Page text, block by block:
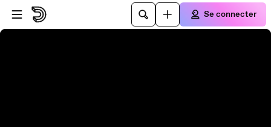
Passer au player
Passer au contenu principal
Se connecter